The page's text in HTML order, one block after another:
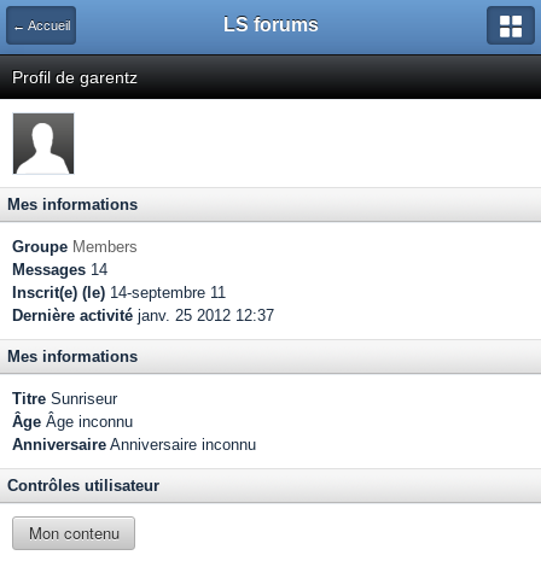
← Accueil LS forums
Profil de garentz
Mes informations
Groupe Members
Messages 14
Inscrit(e) (le) 14-septembre 11
Dernière activité janv. 25 2012 12:37
Mes informations
Titre Sunriseur
Âge Âge inconnu
Anniversaire Anniversaire inconnu
Contrôles utilisateur
Mon contenu